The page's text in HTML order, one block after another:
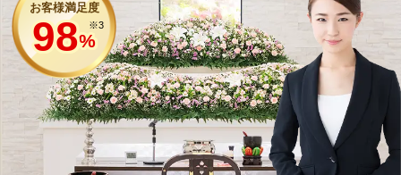
お客様満足度
98%
※3